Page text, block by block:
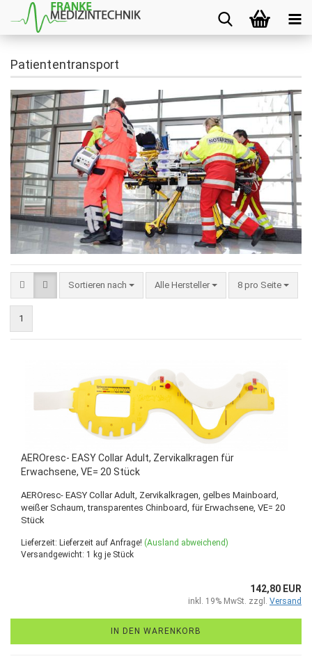
Patiententransport
Sortieren nach Alle Hersteller 8 pro Seite
1
AEROresc- EASY Collar Adult, Zervikalkragen für
Erwachsene, VE= 20 Stück
AEROresc- EASY Collar Adult, Zervikalkragen, gelbes Mainboard,
weißer Schaum, transparentes Chinboard, für Erwachsene, VE= 20
Stück
Lieferzeit: Lieferzeit auf Anfrage! (Ausland abweichend)
Versandgewicht: 1 kg je Stück
142,80 EUR
inkl. 19% MwSt. zzgl. Versand
IN DEN WARENKORB